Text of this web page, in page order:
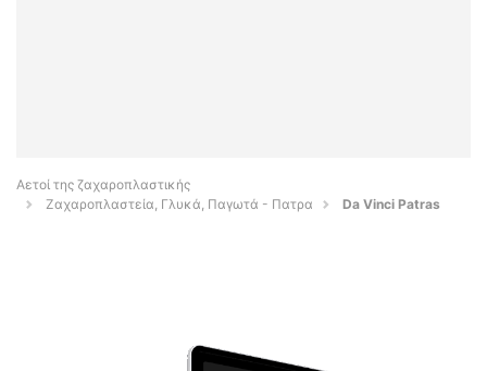
Αετοί της ζαχαροπλαστικής
Ζαχαροπλαστεία, Γλυκά, Παγωτά - Πατρα
Da Vinci Patras